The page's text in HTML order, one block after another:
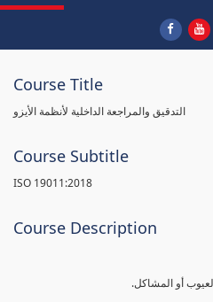
Course Title
التدقيق والمراجعة الداخلية لأنظمة الأيزو
Course Subtitle
ISO 19011:2018
Course Description
أو المشاكل.